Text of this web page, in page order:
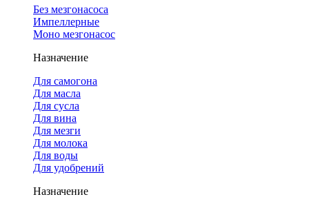
Без мезгонасоса
Импеллерные
Моно мезгонасос
Назначение
Для самогона
Для масла
Для сусла
Для вина
Для мезги
Для молока
Для воды
Для удобрений
Назначение